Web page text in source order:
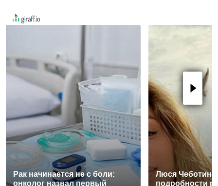
Рак начинается не с боли:
онколог назвал первый
Люся
подробности